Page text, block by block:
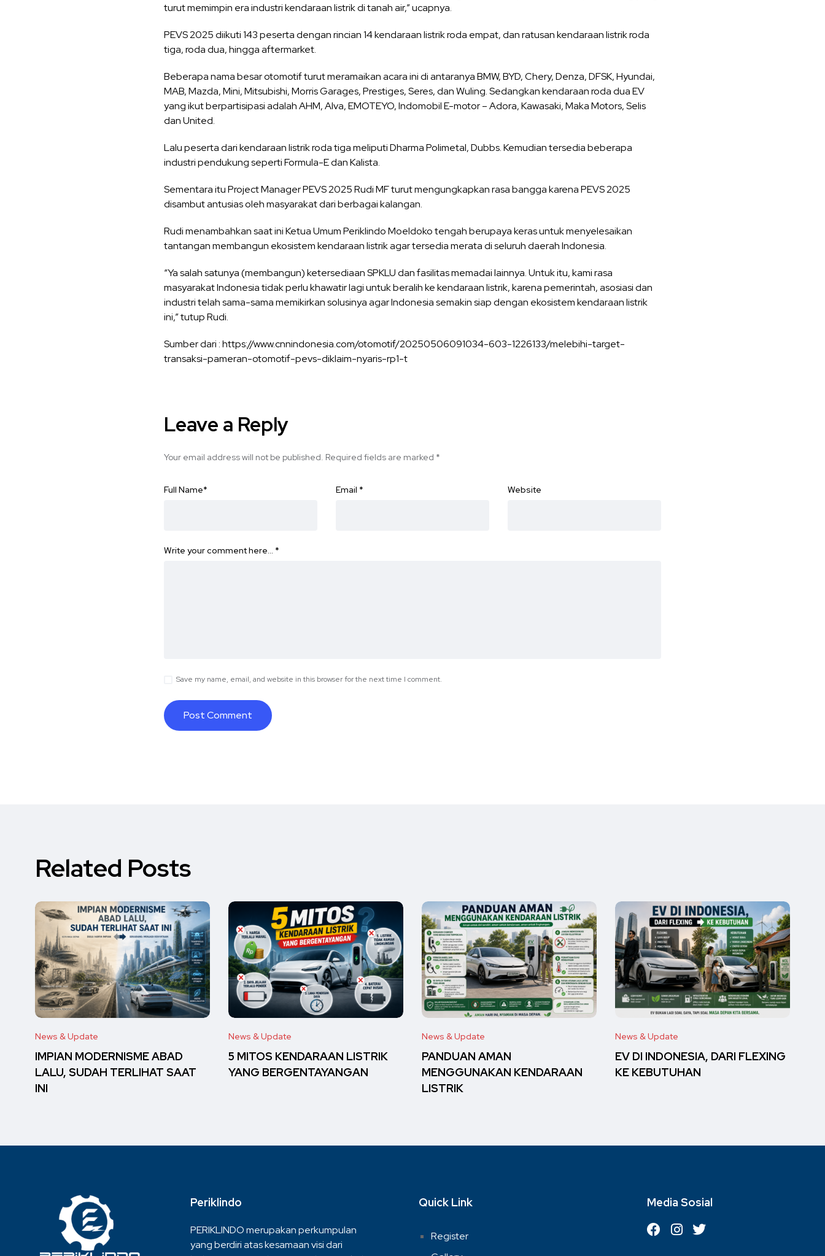
turut memimpin era industri kendaraan listrik di tanah air,” ucapnya.
PEVS 2025 diikuti 143 peserta dengan rincian 14 kendaraan listrik roda empat, dan ratusan kendaraan listrik roda
tiga, roda dua, hingga aftermarket.
Beberapa nama besar otomotif turut meramaikan acara ini di antaranya BMW, BYD, Chery, Denza, DFSK, Hyundai,
MAB, Mazda, Mini, Mitsubishi, Morris Garages, Prestiges, Seres, dan Wuling. Sedangkan kendaraan roda dua EV
yang ikut berpartisipasi adalah AHM, Alva, EMOTEYO, Indomobil E-motor – Adora, Kawasaki, Maka Motors, Selis
dan United.
Lalu peserta dari kendaraan listrik roda tiga meliputi Dharma Polimetal, Dubbs. Kemudian tersedia beberapa
industri pendukung seperti Formula-E dan Kalista.
Sementara itu Project Manager PEVS 2025 Rudi MF turut mengungkapkan rasa bangga karena PEVS 2025
disambut antusias oleh masyarakat dari berbagai kalangan.
Rudi menambahkan saat ini Ketua Umum Periklindo Moeldoko tengah berupaya keras untuk menyelesaikan
tantangan membangun ekosistem kendaraan listrik agar tersedia merata di seluruh daerah Indonesia.
“Ya salah satunya (membangun) ketersediaan SPKLU dan fasilitas memadai lainnya. Untuk itu, kami rasa
masyarakat Indonesia tidak perlu khawatir lagi untuk beralih ke kendaraan listrik, karena pemerintah, asosiasi dan
industri telah sama-sama memikirkan solusinya agar Indonesia semakin siap dengan ekosistem kendaraan listrik
ini,” tutup Rudi.
Sumber dari : https://www.cnnindonesia.com/otomotif/20250506091034-603-1226133/melebihi-target-
transaksi-pameran-otomotif-pevs-diklaim-nyaris-rp1-t
Leave a Reply
Your email address will not be published. Required fields are marked *
Full Name* Email * Website
Write your comment here… *
Save my name, email, and website in this browser for the next time I comment.
Related Posts
News & Update
IMPIAN MODERNISME ABAD
LALU, SUDAH TERLIHAT SAAT
INI
News & Update
5 MITOS KENDARAAN LISTRIK
YANG BERGENTAYANGAN
News & Update
PANDUAN AMAN
MENGGUNAKAN KENDARAAN
LISTRIK
News & Update
EV DI INDONESIA, DARI FLEXING
KE KEBUTUHAN
Periklindo
PERIKLINDO merupakan perkumpulan
yang berdiri atas kesamaan visi dari
Quick Link
Register
Media Sosial